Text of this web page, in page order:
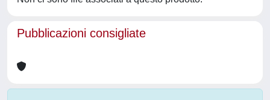
Pubblicazioni consigliate